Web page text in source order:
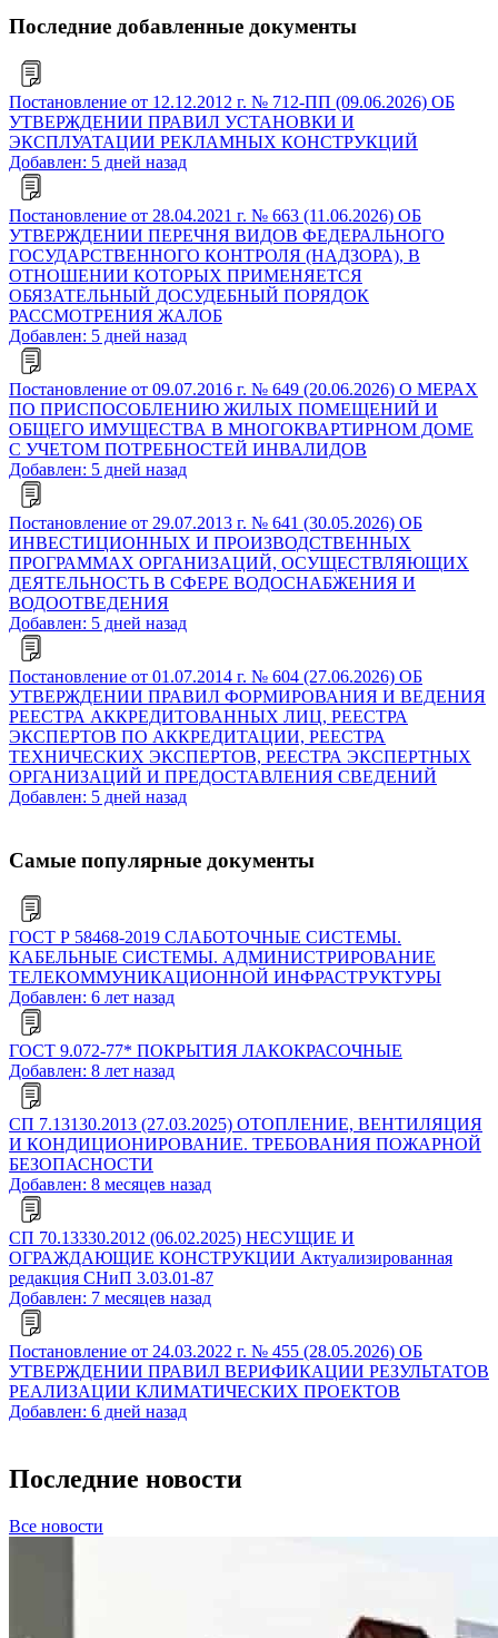
Последние добавленные документы
Постановление от 12.12.2012 г. № 712-ПП (09.06.2026) ОБ
УТВЕРЖДЕНИИ ПРАВИЛ УСТАНОВКИ И
ЭКСПЛУАТАЦИИ РЕКЛАМНЫХ КОНСТРУКЦИЙ
Добавлен: 5 дней назад
Постановление от 28.04.2021 г. № 663 (11.06.2026) ОБ
УТВЕРЖДЕНИИ ПЕРЕЧНЯ ВИДОВ ФЕДЕРАЛЬНОГО
ГОСУДАРСТВЕННОГО КОНТРОЛЯ (НАДЗОРА), В
ОТНОШЕНИИ КОТОРЫХ ПРИМЕНЯЕТСЯ
ОБЯЗАТЕЛЬНЫЙ ДОСУДЕБНЫЙ ПОРЯДОК
РАССМОТРЕНИЯ ЖАЛОБ
Добавлен: 5 дней назад
Постановление от 09.07.2016 г. № 649 (20.06.2026) О МЕРАХ
ПО ПРИСПОСОБЛЕНИЮ ЖИЛЫХ ПОМЕЩЕНИЙ И
ОБЩЕГО ИМУЩЕСТВА В МНОГОКВАРТИРНОМ ДОМЕ
С УЧЕТОМ ПОТРЕБНОСТЕЙ ИНВАЛИДОВ
Добавлен: 5 дней назад
Постановление от 29.07.2013 г. № 641 (30.05.2026) ОБ
ИНВЕСТИЦИОННЫХ И ПРОИЗВОДСТВЕННЫХ
ПРОГРАММАХ ОРГАНИЗАЦИЙ, ОСУЩЕСТВЛЯЮЩИХ
ДЕЯТЕЛЬНОСТЬ В СФЕРЕ ВОДОСНАБЖЕНИЯ И
ВОДООТВЕДЕНИЯ
Добавлен: 5 дней назад
Постановление от 01.07.2014 г. № 604 (27.06.2026) ОБ
УТВЕРЖДЕНИИ ПРАВИЛ ФОРМИРОВАНИЯ И ВЕДЕНИЯ
РЕЕСТРА АККРЕДИТОВАННЫХ ЛИЦ, РЕЕСТРА
ЭКСПЕРТОВ ПО АККРЕДИТАЦИИ, РЕЕСТРА
ТЕХНИЧЕСКИХ ЭКСПЕРТОВ, РЕЕСТРА ЭКСПЕРТНЫХ
ОРГАНИЗАЦИЙ И ПРЕДОСТАВЛЕНИЯ СВЕДЕНИЙ
Добавлен: 5 дней назад
Самые популярные документы
ГОСТ Р 58468-2019 СЛАБОТОЧНЫЕ СИСТЕМЫ.
КАБЕЛЬНЫЕ СИСТЕМЫ. АДМИНИСТРИРОВАНИЕ
ТЕЛЕКОММУНИКАЦИОННОЙ ИНФРАСТРУКТУРЫ
Добавлен: 6 лет назад
ГОСТ 9.072-77* ПОКРЫТИЯ ЛАКОКРАСОЧНЫЕ
Добавлен: 8 лет назад
СП 7.13130.2013 (27.03.2025) ОТОПЛЕНИЕ, ВЕНТИЛЯЦИЯ
И КОНДИЦИОНИРОВАНИЕ. ТРЕБОВАНИЯ ПОЖАРНОЙ
БЕЗОПАСНОСТИ
Добавлен: 8 месяцев назад
СП 70.13330.2012 (06.02.2025) НЕСУЩИЕ И
ОГРАЖДАЮЩИЕ КОНСТРУКЦИИ Актуализированная
редакция СНиП 3.03.01-87
Добавлен: 7 месяцев назад
Постановление от 24.03.2022 г. № 455 (28.05.2026) ОБ
УТВЕРЖДЕНИИ ПРАВИЛ ВЕРИФИКАЦИИ РЕЗУЛЬТАТОВ
РЕАЛИЗАЦИИ КЛИМАТИЧЕСКИХ ПРОЕКТОВ
Добавлен: 6 дней назад
Последние новости
Все новости